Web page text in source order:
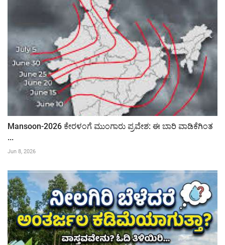
Mansoon-2026 ಕೇರಳಂಗೆ ಮುಂಗಾರು ಪ್ರವೇಶ: ಈ ಬಾರಿ ವಾಡಿಕೆಗಿಂತ
...
Jun 8, 2026